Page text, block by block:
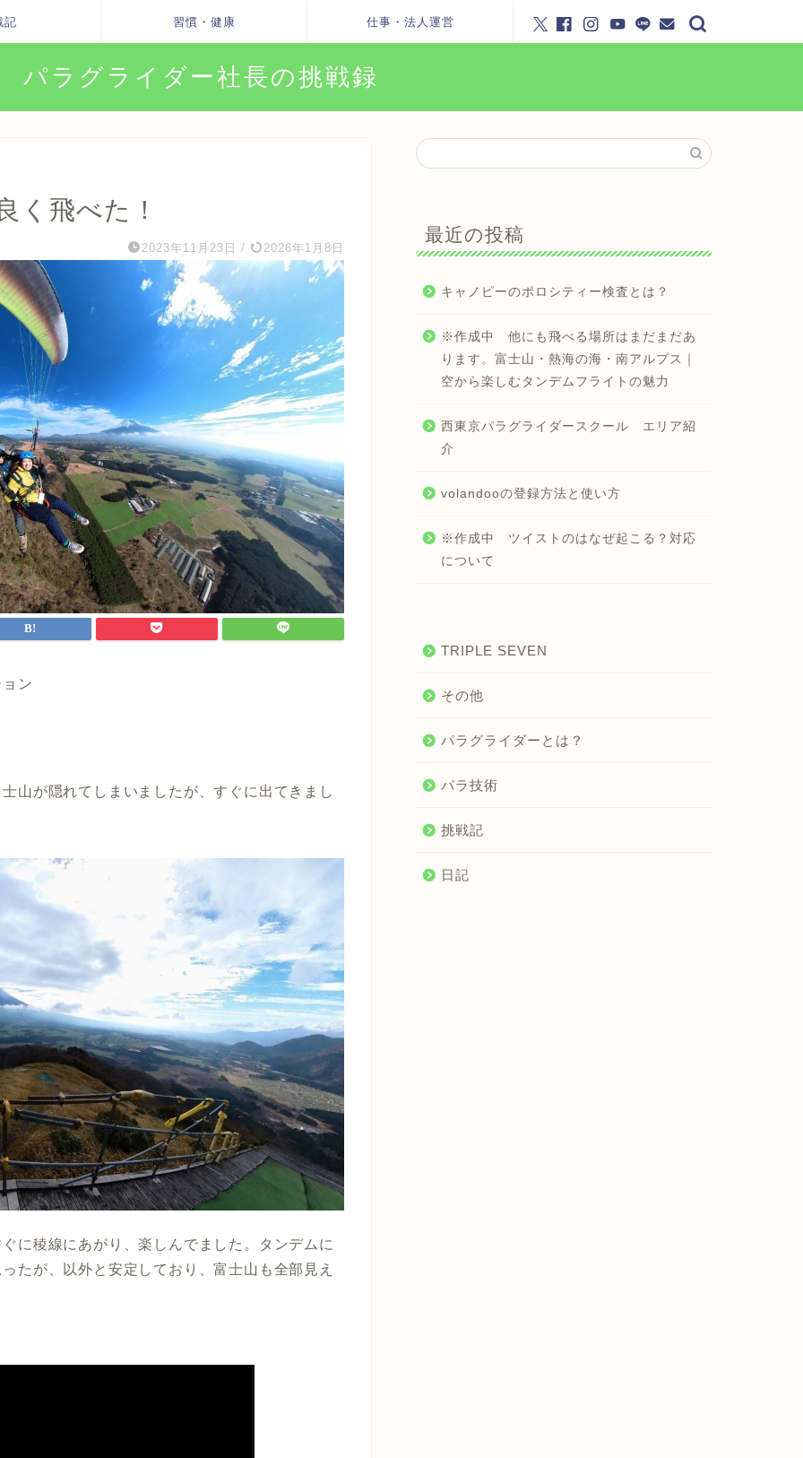
記 習慣・健康 仕事・法人運営
パラグライダー社長の挑戦録
飛べた！
2023年11月23日 / 2026年1月8日
ン
山が隠れてしまいましたが、すぐに出てきまし
に稜線にあがり、楽しんでました。タンデムに
たが、以外と安定しており、富士山も全部見え
最近の投稿
キャノピーのポロシティー検査とは？
※作成中 他にも飛べる場所はまだまだあ
ります。富士山・熱海の海・南アルプス｜
空から楽しむタンデムフライトの魅力
西東京パラグライダースクール エリア紹
介
volandooの登録方法と使い方
※作成中 ツイストのはなぜ起こる？対応
について
TRIPLE SEVEN
その他
パラグライダーとは？
パラ技術
挑戦記
日記